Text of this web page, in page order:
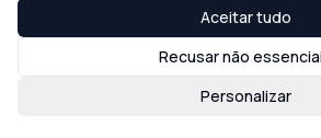
Personalizar
Recusar não
Aceitar tudo